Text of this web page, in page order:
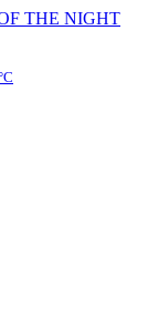
THE NIGHT